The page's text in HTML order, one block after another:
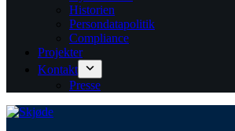
Historien
Persondatapolitik
Compliance
Projekter
Kontakt
Presse